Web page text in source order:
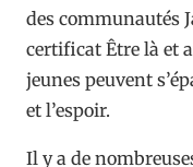
des communautés
certificat Être là et
jeunes peuvent
et l’espoir.
Il y a de